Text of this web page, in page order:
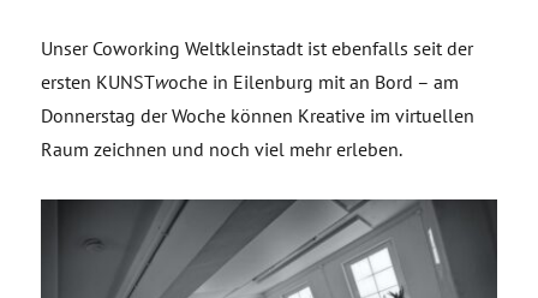
Unser Coworking Weltkleinstadt ist ebenfalls seit der
ersten KUNSTwoche in Eilenburg mit an Bord – am
Donnerstag der Woche können Kreative im virtuellen
Raum zeichnen und noch viel mehr erleben.